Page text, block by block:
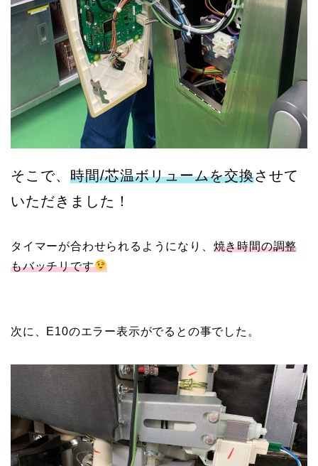
そこで、 時間/芯温ボリュームを交換させて
いただきました！
タイマーが合わせられるようになり、 焼き時間の調整
もバッチリです
次に、E10のエラー表示がでるとの事でした。